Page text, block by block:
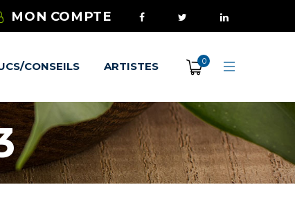
MON COMPTE
CONSEILS ARTISTES 0